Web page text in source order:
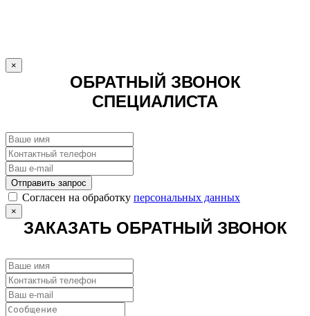
×
ОБРАТНЫЙ ЗВОНОК
СПЕЦИАЛИСТА
Отправить запрос
Cогласен на обработку персональных данных
×
ЗАКАЗАТЬ ОБРАТНЫЙ ЗВОНОК